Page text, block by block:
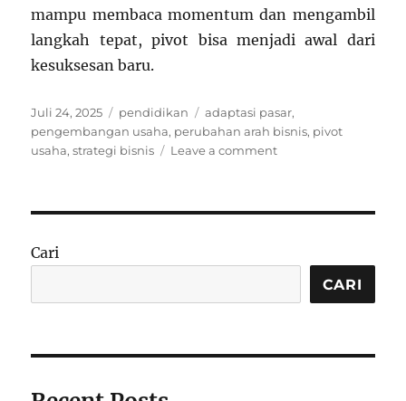
mampu membaca momentum dan mengambil
langkah tepat, pivot bisa menjadi awal dari
kesuksesan baru.
Posted
on
Juli 24, 2025 Categories
pendidikan Tags
adaptasi pasar,
pengembangan usaha, perubahan arah bisnis, pivot
usaha,strategi bisnis Leave a commenton
Mengubah
Usaha?
Cari
CARI